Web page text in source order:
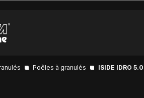
Poêles à granulés ISIDE IDRO